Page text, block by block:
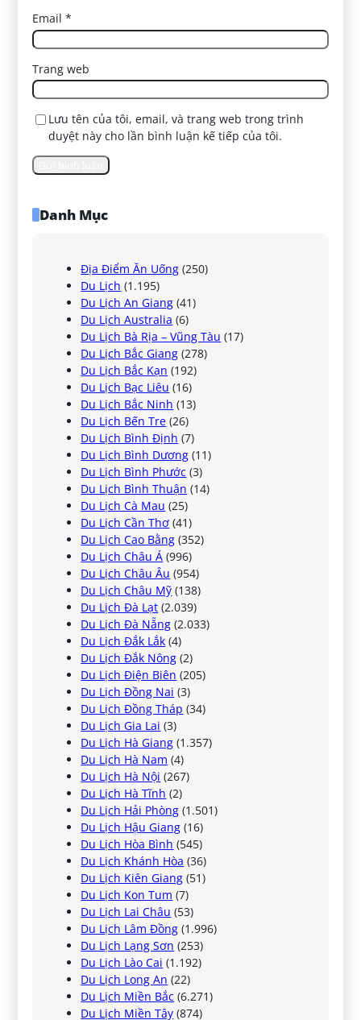
Email*
Trang web
Lưu tên của tôi, email, và trang web trong trình
duyệt này cho lần bình luận kế tiếp của tôi.
Danh Mục
Địa Điểm Ăn Uống (250)
Du Lịch (1.195)
Du Lịch An Giang (41)
Du Lịch Australia (6)
Du Lịch Bà Rịa – Vũng Tàu (17)
Du Lịch Bắc Giang (278)
Du Lịch Bắc Kạn (192)
Du Lịch Bạc Liêu (16)
Du Lịch Bắc Ninh (13)
Du Lịch Bến Tre (26)
Du Lịch Bình Định (7)
Du Lịch Bình Dương (11)
Du Lịch Bình Phước (3)
Du Lịch Bình Thuận (14)
Du Lịch Cà Mau (25)
Du Lịch Cần Thơ (41)
Du Lịch Cao Bằng (352)
Du Lịch Châu Á (996)
Du Lịch Châu Âu (954)
Du Lịch Châu Mỹ (138)
Du Lịch Đà Lạt (2.039)
Du Lịch Đà Nẵng (2.033)
Du Lịch Đắk Lắk (4)
Du Lịch Đắk Nông (2)
Du Lịch Điện Biên (205)
Du Lịch Đồng Nai (3)
Du Lịch Đồng Tháp (34)
Du Lịch Gia Lai (3)
Du Lịch Hà Giang (1.357)
Du Lịch Hà Nam (4)
Du Lịch Hà Nội (267)
Du Lịch Hà Tĩnh (2)
Du Lịch Hải Phòng (1.501)
Du Lịch Hậu Giang (16)
Du Lịch Hòa Bình (545)
Du Lịch Khánh Hòa (36)
Du Lịch Kiên Giang (51)
Du Lịch Kon Tum (7)
Du Lịch Lai Châu (53)
Du Lịch Lâm Đồng (1.996)
Du Lịch Lạng Sơn (253)
Du Lịch Lào Cai (1.192)
Du Lịch Long An (22)
Du Lịch Miền Bắc (6.271)
Du Lịch Miền Tây (874)